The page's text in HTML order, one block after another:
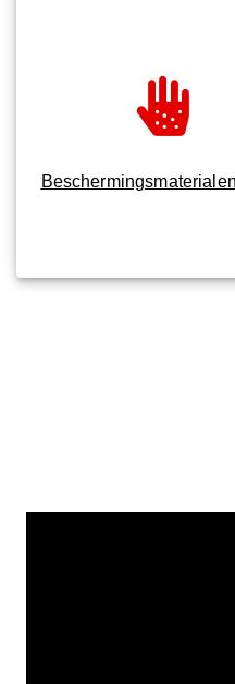
Beschermingsmaterialen